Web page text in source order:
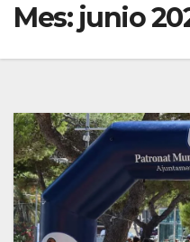
Mes: junio